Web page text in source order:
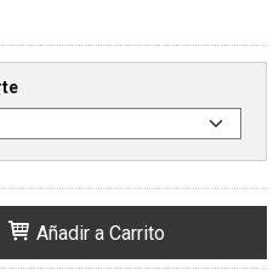
Añadir a Carrito